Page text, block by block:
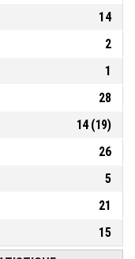
14
2
1
28
14(19)
26
5
21
15